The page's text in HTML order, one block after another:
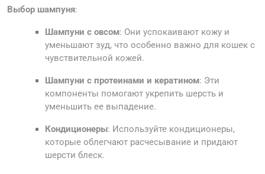
Выбор шампуня:
Шампуни с овсом: Они успокаивают кожу и
уменьшают зуд, что особенно важно для кошек с
чувствительной кожей.
Шампуни с протеинами и кератином: Эти
компоненты помогают укрепить шерсть и
уменьшить ее выпадение.
Кондиционеры: Используйте кондиционеры,
которые облегчают расчесывание и придают
шерсти блеск.